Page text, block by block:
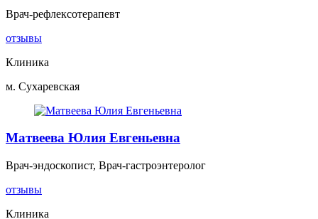
Врач-рефлексотерапевт
отзывы
Клиника
м. Сухаревская
Матвеева Юлия Евгеньевна
Врач-эндоскопист, Врач-гастроэнтеролог
отзывы
Клиника